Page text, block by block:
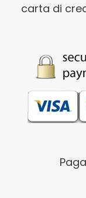
carta di